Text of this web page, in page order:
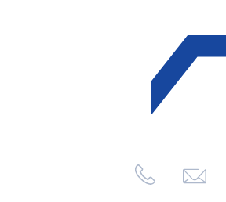
לחצו
לשליחת